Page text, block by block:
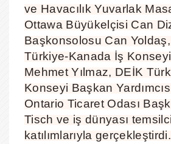
ve Havacılık Yuvarlak
Ottawa Büyükelçisi Can
Başkonsolosu Can
Türkiye-Kanada İş
Mehmet Yılmaz, DEİK
Konseyi Başkan
Ontario Ticaret Odası
Tisch ve iş dünyası
katılımlarıyla gerçekleştirdi.